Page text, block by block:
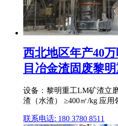
西北地区年产40
目冶金渣固废黎
设备：黎明重工LM矿渣立
渣（水渣） ≥400㎡/kg 应
联系电话: 180 3780 8511